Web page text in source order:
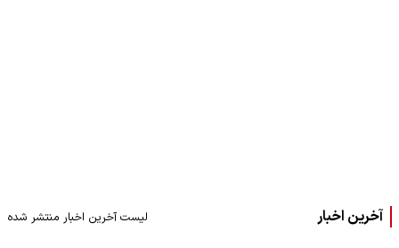
آخرین اخبار لیست آخرین اخبار منتشر شده